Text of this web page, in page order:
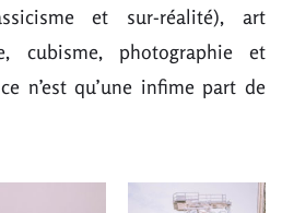
et sur-réalité), art
cubisme, photographie et
n’est qu’une infime part de